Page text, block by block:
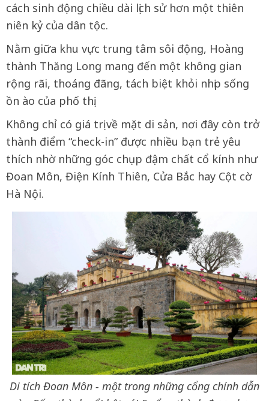
cách sinh động chiều dài lịch sử hơn một thiên
niên kỷ của dân tộc.
Nằm giữa khu vực trung tâm sôi động, Hoàng
thành Thăng Long mang đến một không gian
rộng rãi, thoáng đãng, tách biệt khỏi nhịp sống
ồn ào của phố thị.
Không chỉ có giá trị về mặt di sản, nơi đây còn trở
thành điểm “check-in” được nhiều bạn trẻ yêu
thích nhờ những góc chụp đậm chất cổ kính như
Đoan Môn, Điện Kính Thiên, Cửa Bắc hay Cột cờ
Hà Nội.
Di tích Đoan Môn - một trong những cổng chính dẫn